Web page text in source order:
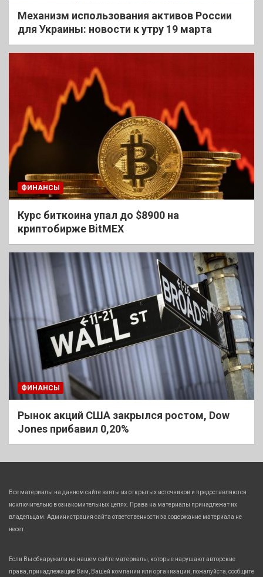
Механизм использования активов России
для Украины: новости к утру 19 марта
ФИНАНСЫ
Курс биткоина упал до $8900 на
криптобирже BitMEX
ФИНАНСЫ
Рынок акций США закрылся ростом, Dow
Jones прибавил 0,20%
Все материалы на данном сайте взяты из открытых источников и предоставляются
исключительно в ознакомительных целях. Права на материалы принадлежат их
владельцам. Администрация сайта ответственности за содержание материала не
несет.
Если Вы обнаружили на нашем сайте материалы, которые нарушают авторские
права, принадлежащие Вам, Вашей компании или организации, пожалуйста, сообщите